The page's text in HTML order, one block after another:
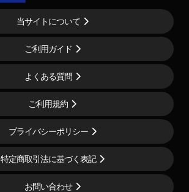
当サイトについて
ご利用ガイド
よくある質問
ご利用規約
プライバシーポリシー
特定商取引法に基づく表記
お問い合わせ